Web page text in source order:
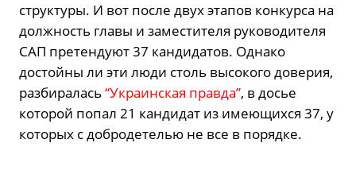
структуры. И вот после двух этапов конкурса на
должность главы и заместителя руководителя
САП претендуют 37 кандидатов. Однако
достойны ли эти люди столь высокого доверия,
разбиралась “Украинская правда”, в досье
которой попал 21 кандидат из имеющихся 37, у
которых с добродетелью не все в порядке.